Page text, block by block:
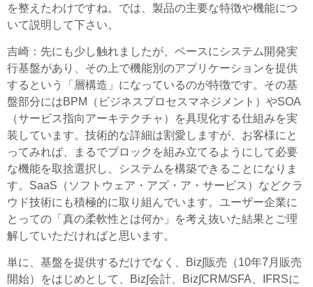
を整えたわけですね。では、製品の主要な特徴や機能につ
いて説明して下さい。
吉崎 ：先にも少し触れましたが、ベースにシステム開発実
行基盤があり、その上で機能別のアプリケーションを提供
するという「層構造」になっているのが特徴です。その基
盤部分にはBPM（ビジネスプロセスマネジメント）やSOA
（サービス指向アーキテクチャ）を具現化する仕組みを実
装しています。技術的な詳細は割愛しますが、お客様にと
ってみれば、まるでブロックを組み立てるようにして必要
な機能を取捨選択し、システムを構築できることになりま
す。SaaS（ソフトウェア・アズ・ア・サービス）などクラ
ウド技術にも積極的に取り組んでいます。ユーザー企業に
とっての「真の柔軟性とは何か」を考え抜いた結果とご理
解していただければと思います。
単に、基盤を提供するだけでなく、Biz∫販売（10年7月販売
開始）をはじめとして、Biz∫会計、Biz∫CRM/SFA、IFRSに